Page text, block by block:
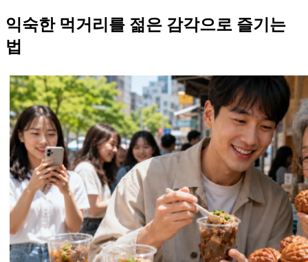
익숙한 먹거리를 젊은 감각으로 즐기는
법